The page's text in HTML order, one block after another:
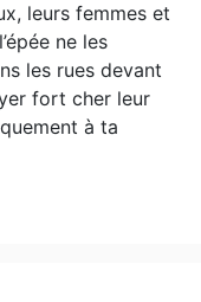
leurs femmes et
ne les
les rues devant
fort cher leur
à ta